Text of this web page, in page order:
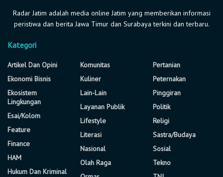
Radar Jatim adalah media online Jatim yang memberikan informasi
peristiwa dan berita Jawa Timur dan Surabaya terkini dan terbaru.
Kategori
Artikel Dan Opini
Ekonomi Bisnis
Ekosistem
Lingkungan
Esai/Kolom
Feature
Finance
HAM
Hukum Dan Kriminal
Komunitas
Kuliner
Lain-Lain
Layanan Publik
Lifestyle
Literasi
Nasional
Olah Raga
Pertanian
Peternakan
Pinggiran
Politik
Religi
Sastra/Budaya
Sosial
Tekno